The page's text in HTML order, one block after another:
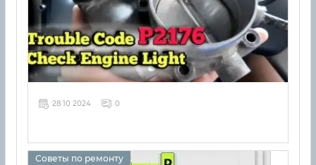
28 10 2024 0
Советы по ремонту